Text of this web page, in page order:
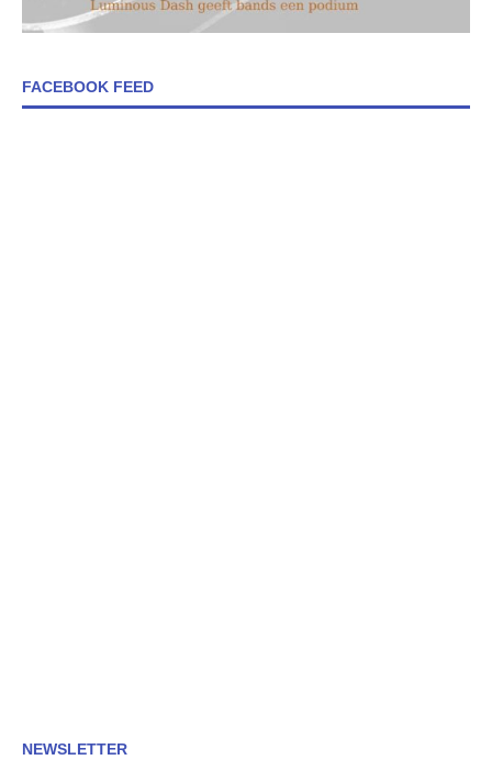
FACEBOOK FEED
NEWSLETTER